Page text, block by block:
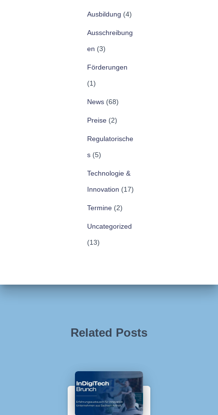
Ausbildung (4)
Ausschreibung
en (3)
Förderungen
(1)
News (68)
Preise (2)
Regulatorische
s (5)
Technologie &
Innovation (17)
Termine (2)
Uncategorized
(13)
Related Posts